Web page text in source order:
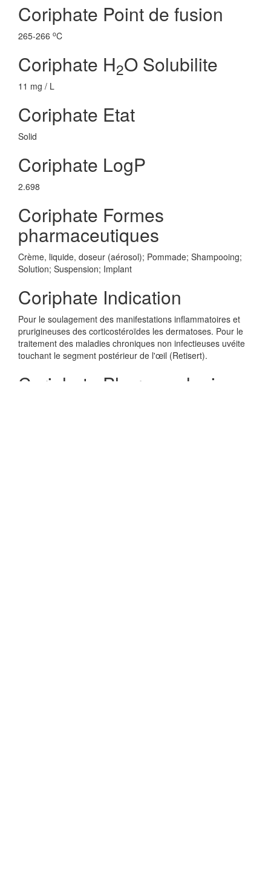
Coriphate Point de fusion
265-266 oC
Coriphate H2O Solubilite
11 mg / L
Coriphate Etat
Solid
Coriphate LogP
2.698
Coriphate Formes
pharmaceutiques
Crème, liquide, doseur (aérosol); Pommade; Shampooing;
Solution; Suspension; Implant
Coriphate Indication
Pour le soulagement des manifestations inflammatoires et
prurigineuses des corticostéroïdes les dermatoses. Pour le
traitement des maladies chroniques non infectieuses uvéite
touchant le segment postérieur de l'œil (Retisert).
Coriphate Pharmacologie